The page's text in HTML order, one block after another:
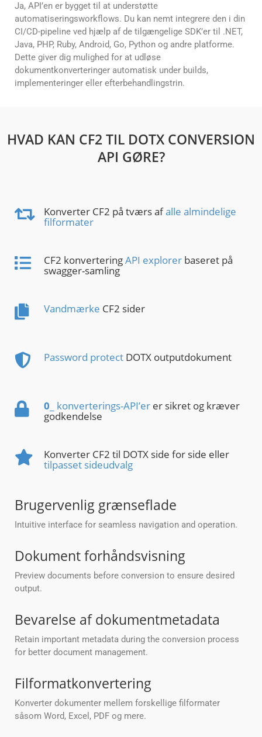
Ja, API’en er bygget til at understøtte
automatiseringsworkflows. Du kan nemt integrere den i din
CI/CD-pipeline ved hjælp af de tilgængelige SDK’er til .NET,
Java, PHP, Ruby, Android, Go, Python og andre platforme.
Dette giver dig mulighed for at udløse
dokumentkonverteringer automatisk under builds,
implementeringer eller efterbehandlingstrin.
HVAD KAN CF2 TIL DOTX CONVERSION
API GØRE?
Konverter CF2 på tværs afalle almindelige
filformater
CF2 konverteringAPI explorer baseret på
swagger-samling
Vandmærke CF2 sider
Password protect DOTX outputdokument
0 _ konverterings-API’er er sikret og kræver
godkendelse
Konverter CF2 til DOTX side for side eller
tilpasset sideudvalg
Brugervenlig grænseflade
Intuitive interface for seamless navigation and operation.
Dokument forhåndsvisning
Preview documents before conversion to ensure desired
output.
Bevarelse af dokumentmetadata
Retain important metadata during the conversion process
for better document management.
Filformatkonvertering
Konverter dokumenter mellem forskellige filformater
såsom Word, Excel, PDF og mere.